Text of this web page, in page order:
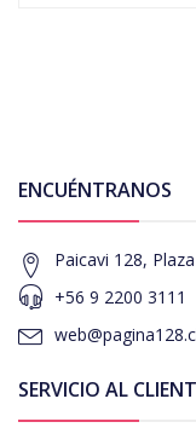
ENCUÉNTRANOS
Paicavi 128,
+56 9 2200 3111
SERVICIO AL